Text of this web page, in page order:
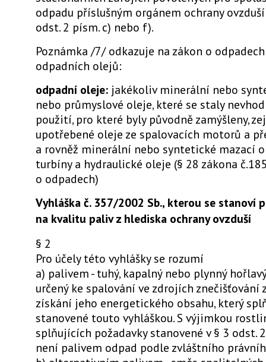
odpadu příslušným orgánem ochrany
odst. 2 písm. c) nebo f).
Poznámka /7/ odkazuje na zákon o
odpadních olejů:
odpadní oleje: jakékoliv minerální nebo
nebo průmyslové oleje, které se staly
použití, pro které byly původně zamýšleny,
upotřebené oleje ze spalovacích motorů a
a rovněž minerální nebo syntetické mazací
turbíny a hydraulické oleje (§ 28 zákona
o odpadech)
Vyhláška č. 357/2002 Sb., kterou se stanoví
na kvalitu paliv z hlediska ochrany ovzduší
§ 2
Pro účely této vyhlášky se rozumí
a) palivem - tuhý, kapalný nebo plynný
určený ke spalování ve zdrojích znečišťování
získání jeho energetického obsahu, který
stanovené touto vyhláškou. S výjimkou
splňujících požadavky stanovené v § 3 odst.
není palivem odpad podle zvláštního